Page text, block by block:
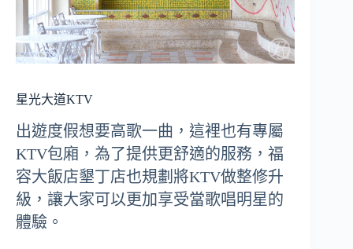
星光大道KTV
出遊度假想要高歌一曲，這裡也有專屬
KTV包廂，為了提供更舒適的服務，福
容大飯店墾丁店也規劃將KTV做整修升
級，讓大家可以更加享受當歌唱明星的
體驗。